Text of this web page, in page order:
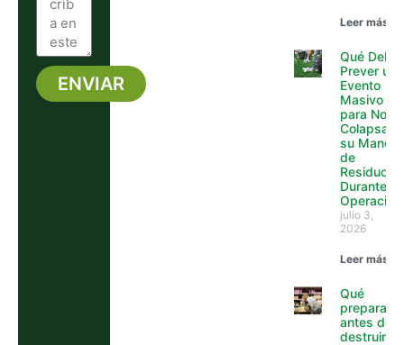
ENVIAR
Leer más »
Qué Debe
Prever un
Evento
Masivo
para No
Colapsar
su Manejo
de
Residuos
Durante la
Operación
julio 3,
2026
Leer más »
Qué
preparar
antes de
destruir